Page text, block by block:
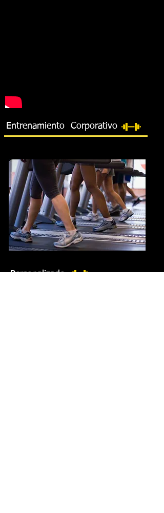
Entrenamiento Corporativo
Personalizado